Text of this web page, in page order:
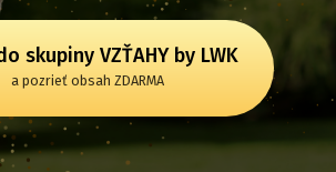
skupiny VZŤAHY by LWK
a pozrieť obsah ZDARMA